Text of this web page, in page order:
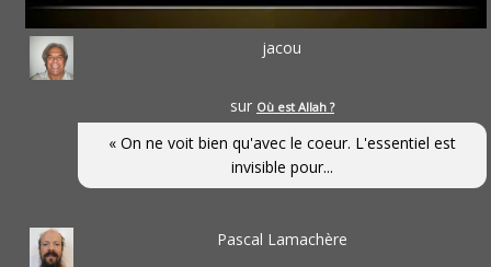
jacou
sur Où est Allah ?
« On ne voit bien qu'avec le coeur. L'essentiel est
invisible pour...
Pascal Lamachère